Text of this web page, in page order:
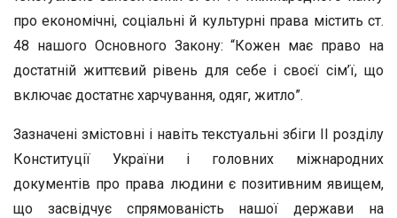
про економічні, соціальні й культурні права містить ст.
48 нашого Основного Закону: “Кожен має право на
достатній життєвий рівень для себе і своєї сім’ї, що
включає достатнє харчування, одяг, житло”.
Зазначені змістовні і навіть текстуальні збіги II розділу
Конституції України і головних міжнародних
документів про права людини є позитивним явищем,
що засвідчує спрямованість нашої держави на